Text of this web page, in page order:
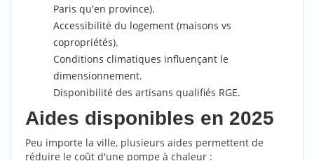
Paris qu'en province).
Accessibilité du logement (maisons vs
copropriétés).
Conditions climatiques influençant le
dimensionnement.
Disponibilité des artisans qualifiés RGE.
Aides disponibles en 2025
Peu importe la ville, plusieurs aides permettent de
réduire le coût d'une pompe à chaleur :